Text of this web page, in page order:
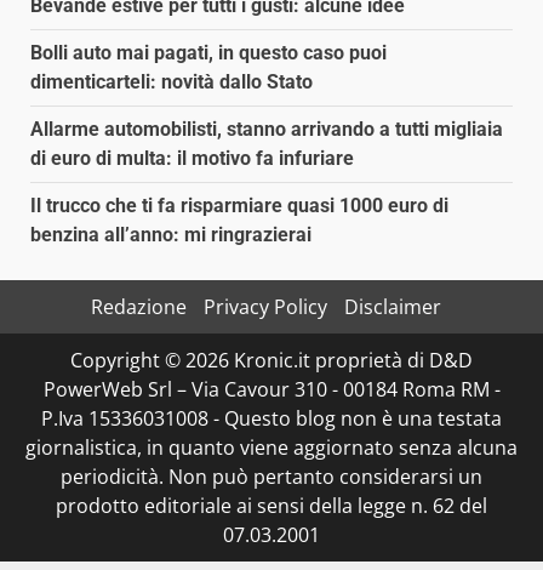
Bevande estive per tutti i gusti: alcune idee
Bolli auto mai pagati, in questo caso puoi
dimenticarteli: novità dallo Stato
Allarme automobilisti, stanno arrivando a tutti migliaia
di euro di multa: il motivo fa infuriare
Il trucco che ti fa risparmiare quasi 1000 euro di
benzina all’anno: mi ringrazierai
Redazione Privacy Policy
Disclaimer
Copyright © 2026 Kronic.it proprietà di D&D
PowerWeb Srl – Via Cavour 310 - 00184 Roma RM -
P.Iva 15336031008 - Questo blog non è una testata
giornalistica, in quanto viene aggiornato senza alcuna
periodicità. Non può pertanto considerarsi un
prodotto editoriale ai sensi della legge n. 62 del
07.03.2001